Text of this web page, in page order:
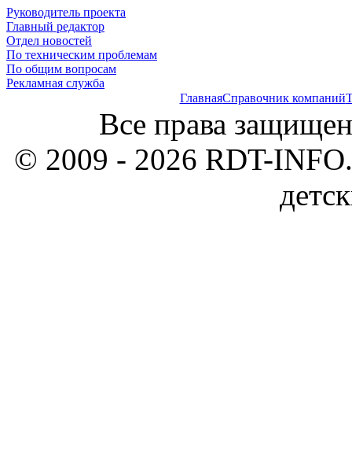
Руководитель проекта
Главный редактор
Отдел новостей
По техническим проблемам
По общим вопросам
Рекламная служба
ГлавнаяСправочник компаний
Все права
© 2009 - 2026 RDT-